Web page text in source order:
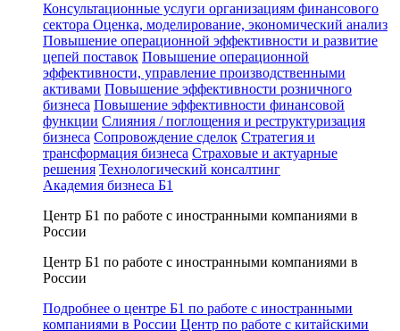
Консультационные услуги организациям финансового
сектора Оценка, моделирование, экономический анализ
Повышение операционной эффективности и развитие
цепей поставок Повышение операционной
эффективности, управление производственными
активами Повышение эффективности розничного
бизнеса Повышение эффективности финансовой
функции Слияния / поглощения и реструктуризация
бизнеса Сопровождение сделок Стратегия и
трансформация бизнеса Страховые и актуарные
решения Технологический консалтинг
Академия бизнеса Б1
Центр Б1 по работе с иностранными компаниями в
России
Центр Б1 по работе с иностранными компаниями в
России
Подробнее о центре Б1 по работе с иностранными
компаниями в России Центр по работе с китайскими